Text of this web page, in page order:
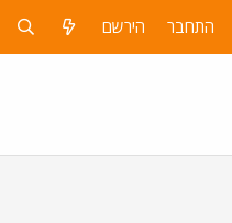
התחבר הירשם